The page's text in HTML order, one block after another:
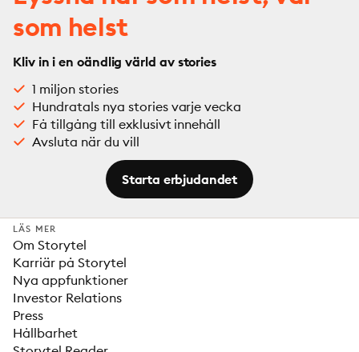
som helst
Kliv in i en oändlig värld av stories
1 miljon stories
Hundratals nya stories varje vecka
Få tillgång till exklusivt innehåll
Avsluta när du vill
Starta erbjudandet
LÄS MER
Om Storytel
Karriär på Storytel
Nya appfunktioner
Investor Relations
Press
Hållbarhet